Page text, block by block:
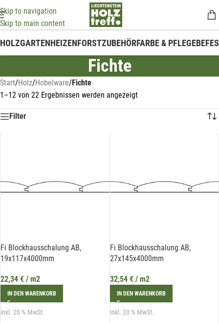
Skip to navigation
Skip to main content
HOLZGARTENHEIZENFORSTZUBEHÖRFARBE & PFLEGE
Fichte
Start/Holz/Hobelware/Fichte
1–12 von 22 Ergebnissen werden angezeigt
Filter
Fi Blockhausschalung AB,
19x117x4000mm
22,34 € / m2
IN DEN WARENKORB
inkl. 20 % MwSt.
Fi Blockhausschalung AB,
27x145x4000mm
32,54 €/ m2
IN DEN WARENKORB
inkl. 20 % MwSt.